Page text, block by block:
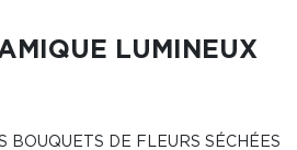
LUMINEUX
BOUQUETS DE FLEURS SÉCHÉES